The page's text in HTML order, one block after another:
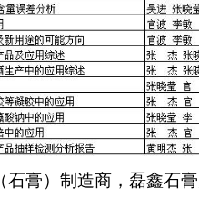
膏）制造商，磊鑫石